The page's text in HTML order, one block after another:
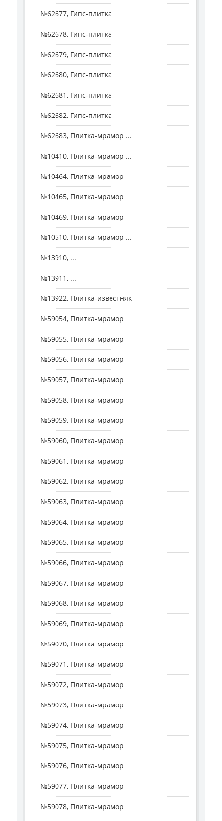
№62677, Гипс-плитка
№62678, Гипс-плитка
№62679, Гипс-плитка
№62680, Гипс-плитка
№62681, Гипс-плитка
№62682, Гипс-плитка
№62683, Плитка-мрамор ...
№10410, Плитка-мрамор ...
№10464, Плитка-мрамор
№10465, Плитка-мрамор
№10469, Плитка-мрамор
№10510, Плитка-мрамор ...
№13910, ...
№13911, ...
№13922, Плитка-известняк
№59054, Плитка-мрамор
№59055, Плитка-мрамор
№59056, Плитка-мрамор
№59057, Плитка-мрамор
№59058, Плитка-мрамор
№59059, Плитка-мрамор
№59060, Плитка-мрамор
№59061, Плитка-мрамор
№59062, Плитка-мрамор
№59063, Плитка-мрамор
№59064, Плитка-мрамор
№59065, Плитка-мрамор
№59066, Плитка-мрамор
№59067, Плитка-мрамор
№59068, Плитка-мрамор
№59069, Плитка-мрамор
№59070, Плитка-мрамор
№59071, Плитка-мрамор
№59072, Плитка-мрамор
№59073, Плитка-мрамор
№59074, Плитка-мрамор
№59075, Плитка-мрамор
№59076, Плитка-мрамор
№59077, Плитка-мрамор
№59078, Плитка-мрамор